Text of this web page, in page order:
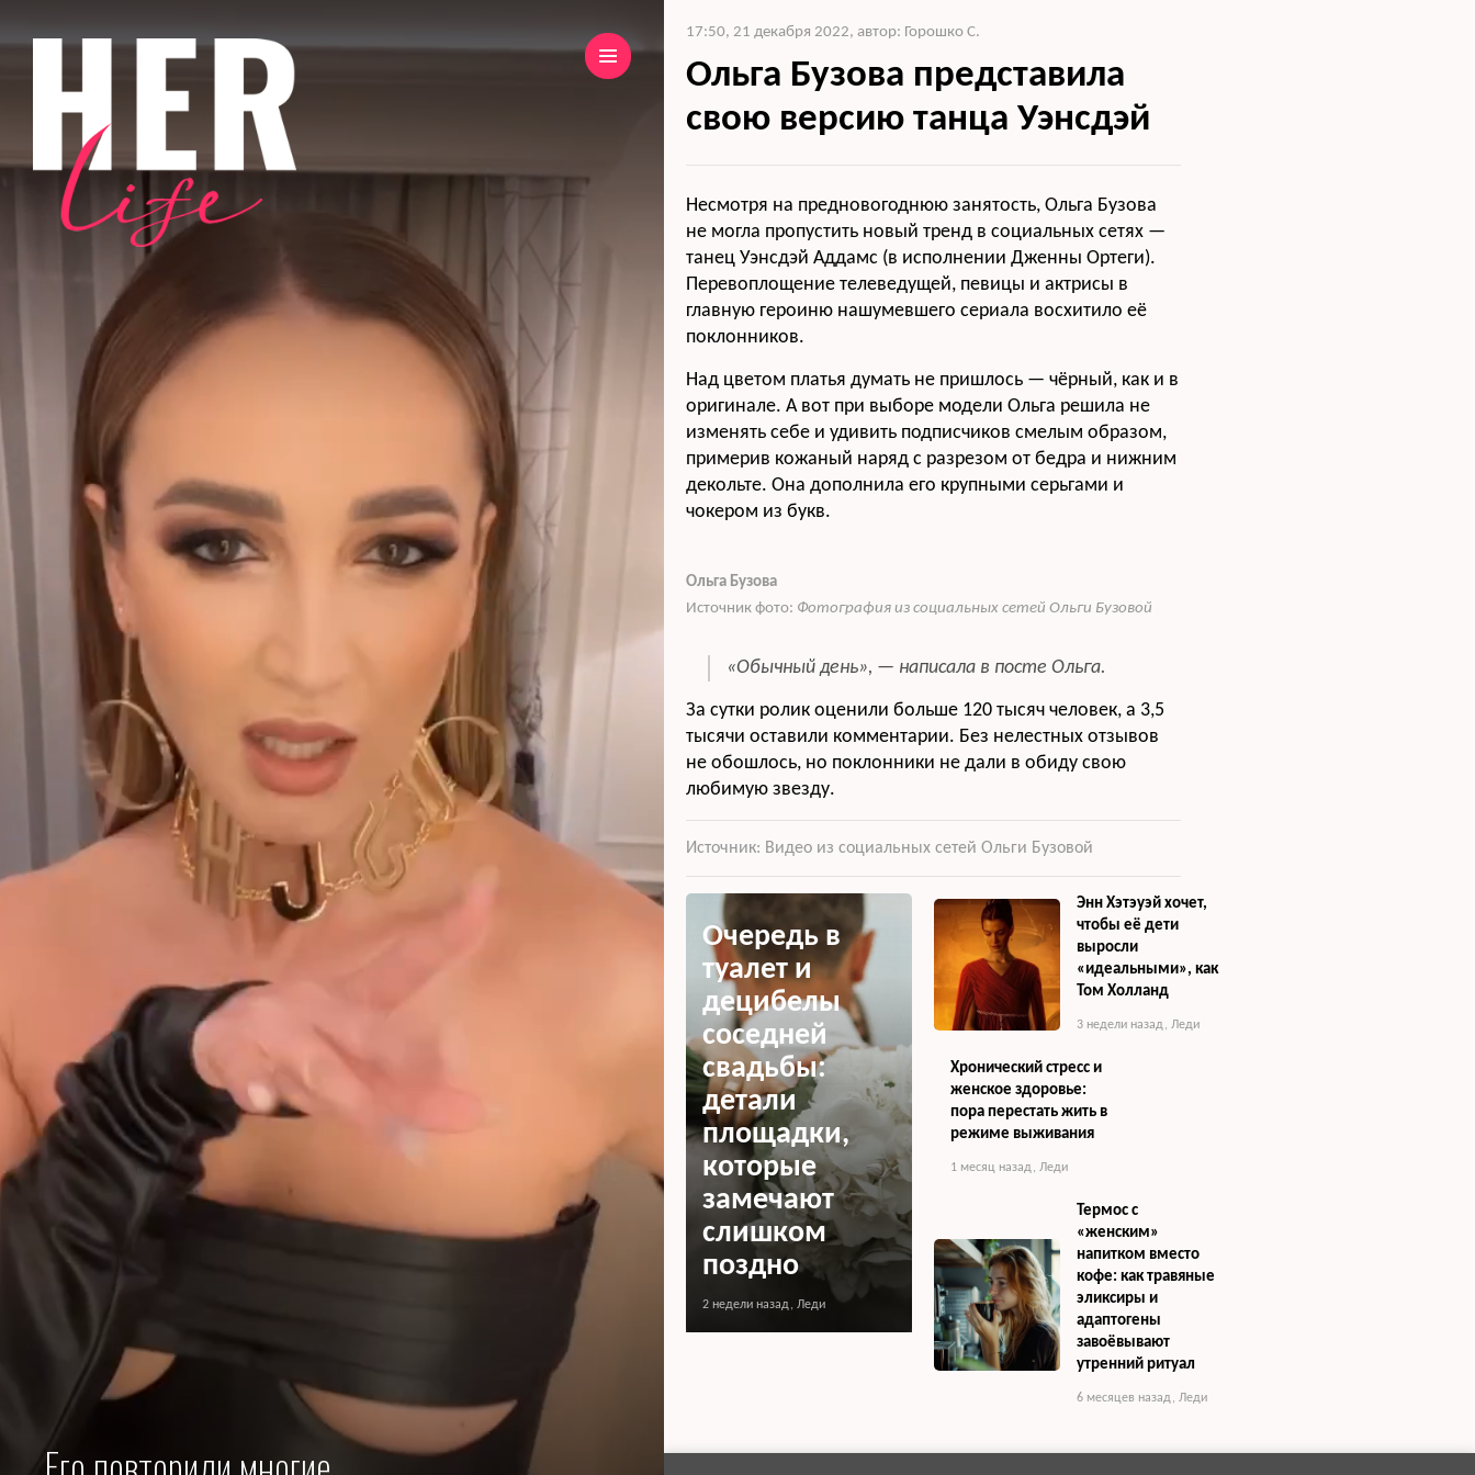
17:50, 21 декабря 2022, автор: Горошко С.
Ольга Бузова представила
свою версию танца Уэнсдэй
Несмотря на предновогоднюю занятость, Ольга Бузова
не могла пропустить новый тренд в социальных сетях —
танец Уэнсдэй Аддамс (в исполнении Дженны Ортеги).
Перевоплощение телеведущей, певицы и актрисы в
главную героиню нашумевшего сериала восхитило её
поклонников.
Над цветом платья думать не пришлось — чёрный, как и в
оригинале. А вот при выборе модели Ольга решила не
изменять себе и удивить подписчиков смелым образом,
примерив кожаный наряд с разрезом от бедра и нижним
декольте. Она дополнила его крупными серьгами и
чокером из букв.
Ольга Бузова
Источник фото: Фотография из социальных сетей Ольги Бузовой
«Обычный день», — написала в посте Ольга.
За сутки ролик оценили больше 120 тысяч человек, а 3,5
тысячи оставили комментарии. Без нелестных отзывов
не обошлось, но поклонники не дали в обиду свою
любимую звезду.
Источник: Видео из социальных сетей Ольги Бузовой
Очередь в
туалет и
децибелы
соседней
свадьбы:
детали
площадки,
которые
замечают
слишком
поздно
2 недели назад, Леди
Энн Хэтэуэй хочет,
чтобы её дети
выросли
«идеальными», как
Том Холланд
3 недели назад,Леди
Хронический стресс и
женское здоровье:
пора перестать жить в
режиме выживания
1 месяц назад, Леди
Термос с
«женским»
напитком вместо
кофе: как травяные
эликсиры и
адаптогены
завоёвывают
утренний ритуал
6 месяцев назад,Леди